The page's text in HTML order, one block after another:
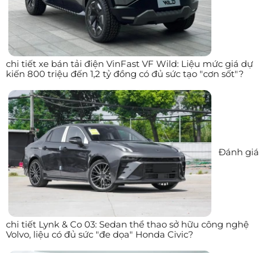
chi tiết xe bán tải điện VinFast VF Wild: Liệu mức giá dự
kiến 800 triệu đến 1,2 tỷ đồng có đủ sức tạo "cơn sốt"?
Đánh giá
chi tiết Lynk & Co 03: Sedan thể thao sở hữu công nghệ
Volvo, liệu có đủ sức "đe dọa" Honda Civic?